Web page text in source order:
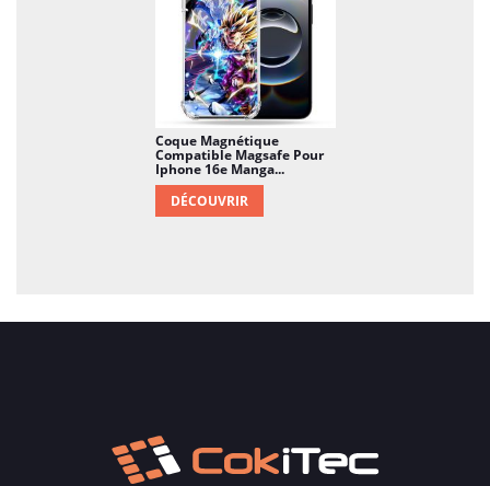
Coque Magnétique
Compatible Magsafe Pour
Iphone 16e Manga...
DÉCOUVRIR